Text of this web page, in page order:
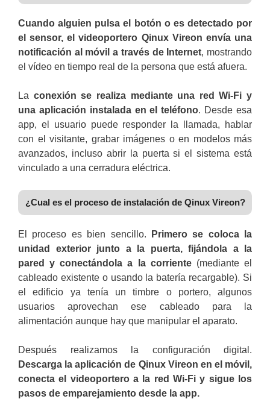
Cuando alguien pulsa el botón o es detectado por
el sensor, el videoportero Qinux Vireon envía una
notificación al móvil a través de Internet, mostrando
el vídeo en tiempo real de la persona que está afuera.
La conexión se realiza mediante una red Wi-Fi y
una aplicación instalada en el teléfono. Desde esa
app, el usuario puede responder la llamada, hablar
con el visitante, grabar imágenes o en modelos más
avanzados, incluso abrir la puerta si el sistema está
vinculado a una cerradura eléctrica.
¿Cual es el proceso de instalación de Qinux Vireon?
El proceso es bien sencillo.
Primero se coloca la
unidad exterior junto a la puerta, fijándola a la
pared y conectándola a la corriente (mediante el
cableado existente o usando la batería recargable). Si
el edificio ya tenía un timbre o portero, algunos
usuarios aprovechan ese cableado para la
alimentación aunque hay que manipular el aparato.
Después realizamos la configuración digital.
Descarga la aplicación de Qinux Vireon en el móvil,
conecta el videoportero a la red Wi-Fi y sigue los
pasos de emparejamiento desde la app.